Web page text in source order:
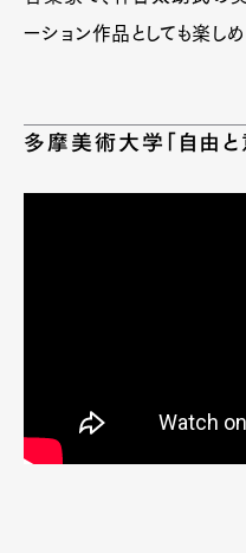
ーション作品としても楽しめ
多摩美術大学「自由と